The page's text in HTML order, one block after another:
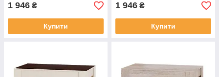
1 946 ₴
Купити
1 946 ₴
Купити